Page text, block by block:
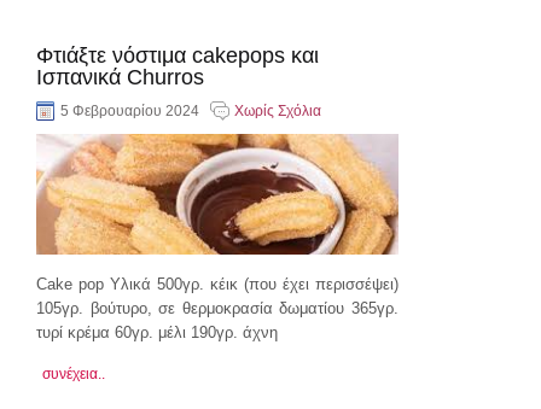
Φτιάξτε νόστιμα cakepops και
Ισπανικά Churros
5 Φεβρουαρίου 2024 Χωρίς Σχόλια
Cake pop Υλικά 500γρ. κέικ (που έχει περισσέψει)
105γρ. βούτυρο, σε θερμοκρασία δωματίου 365γρ.
τυρί κρέμα 60γρ. μέλι 190γρ. άχνη
συνέχεια..